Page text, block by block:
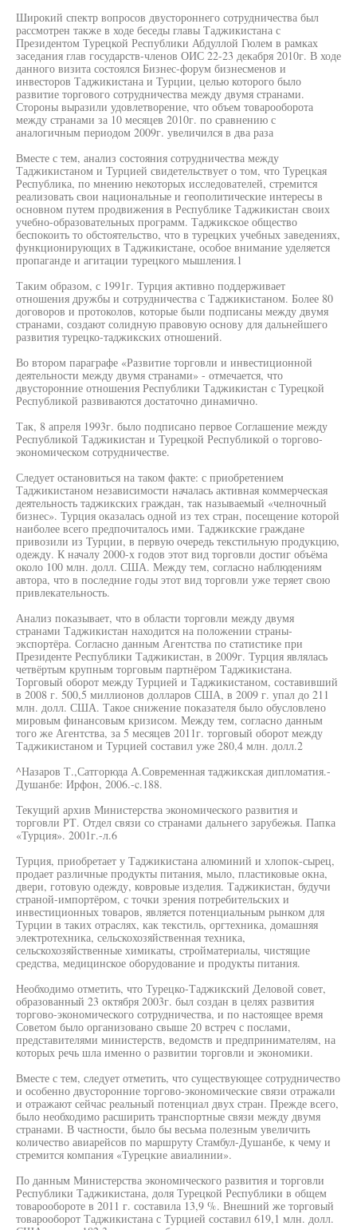
Широкий спектр вопросов двустороннего сотрудничества был
рассмотрен также в ходе беседы главы Таджикистана с
Президентом Турецкой Республики Абдуллой Гюлем в рамках
заседания глав государств-членов ОИС 22-23 декабря 2010г. В ходе
данного визита состоялся Бизнес-форум бизнесменов и
инвесторов Таджикистана и Турции, целью которого было
развитие торгового сотрудничества между двумя странами.
Стороны выразили удовлетворение, что объем товарооборота
между странами за 10 месяцев 2010г. по сравнению с
аналогичным периодом 2009г. увеличился в два раза
Вместе с тем, анализ состояния сотрудничества между
Таджикистаном и Турцией свидетельствует о том, что Турецкая
Республика, по мнению некоторых исследователей, стремится
реализовать свои национальные и геополитические интересы в
основном путем продвижения в Республике Таджикистан своих
учебно-образовательных программ. Таджикское общество
беспокоить то обстоятельство, что в турецких учебных заведениях,
функционирующих в Таджикистане, особое внимание уделяется
пропаганде и агитации турецкого мышления.1
Таким образом, с 1991г. Турция активно поддерживает
отношения дружбы и сотрудничества с Таджикистаном. Более 80
договоров и протоколов, которые были подписаны между двумя
странами, создают солидную правовую основу для дальнейшего
развития турецко-таджикских отношений.
Во втором параграфе «Развитие торговли и инвестиционной
деятельности между двумя странами» - отмечается, что
двусторонние отношения Республики Таджикистан с Турецкой
Республикой развиваются достаточно динамично.
Так, 8 апреля 1993г. было подписано первое Соглашение между
Республикой Таджикистан и Турецкой Республикой о торгово-
экономическом сотрудничестве.
Следует остановиться на таком факте: с приобретением
Таджикистаном независимости началась активная коммерческая
деятельность таджикских граждан, так называемый «челночный
бизнес». Турция оказалась одной из тех стран, посещение которой
наиболее всего предпочиталось ими. Таджикские граждане
привозили из Турции, в первую очередь текстильную продукцию,
одежду. К началу 2000-х годов этот вид торговли достиг объёма
около 100 млн. долл. США. Между тем, согласно наблюдениям
автора, что в последние годы этот вид торговли уже теряет свою
привлекательность.
Анализ показывает, что в области торговли между двумя
странами Таджикистан находится на положении страны-
экспортёра. Согласно данным Агентства по статистике при
Президенте Республики Таджикистан, в 2009г. Турция являлась
четвёртым крупным торговым партнёром Таджикистана.
Торговый оборот между Турцией и Таджикистаном, составивший
в 2008 г. 500,5 миллионов долларов США, в 2009 г. упал до 211
млн. долл. США. Такое снижение показателя было обусловлено
мировым финансовым кризисом. Между тем, согласно данным
того же Агентства, за 5 месяцев 2011г. торговый оборот между
Таджикистаном и Турцией составил уже 280,4 млн. долл.2
^Назаров Т.,Сатгорюда А.Современная таджикская дипломатия.-
Душанбе: Ирфон, 2006.-c.188.
Текущий архив Министерства экономического развития и
торговли РТ. Отдел связи со странами дальнего зарубежья. Папка
«Турция». 2001г.-л.6
Турция, приобретает у Таджикистана алюминий и хлопок-сырец,
продает различные продукты питания, мыло, пластиковые окна,
двери, готовую одежду, ковровые изделия. Таджикистан, будучи
страной-импортёром, с точки зрения потребительских и
инвестиционных товаров, является потенциальным рынком для
Турции в таких отраслях, как текстиль, оргтехника, домашняя
электротехника, сельскохозяйственная техника,
сельскохозяйственные химикаты, стройматериалы, чистящие
средства, медицинское оборудование и продукты питания.
Необходимо отметить, что Турецко-Таджикский Деловой совет,
образованный 23 октября 2003г. был создан в целях развития
торгово-экономического сотрудничества, и по настоящее время
Советом было организовано свыше 20 встреч с послами,
представителями министерств, ведомств и предпринимателям, на
которых речь шла именно о развитии торговли и экономики.
Вместе с тем, следует отметить, что существующее сотрудничество
и особенно двусторонние торгово-экономические связи отражали
и отражают сейчас реальный потенциал двух стран. Прежде всего,
было необходимо расширить транспортные связи между двумя
странами. В частности, было бы весьма полезным увеличить
количество авиарейсов по маршруту Стамбул-Душанбе, к чему и
стремится компания «Турецкие авиалинии».
По данным Министерства экономического развития и торговли
Республики Таджикистана, доля Турецкой Республики в общем
товарообороте в 2011 г. составила 13,9 %. Внешний же торговый
товарооборот Таджикистана с Турцией составил 619,1 млн. долл.